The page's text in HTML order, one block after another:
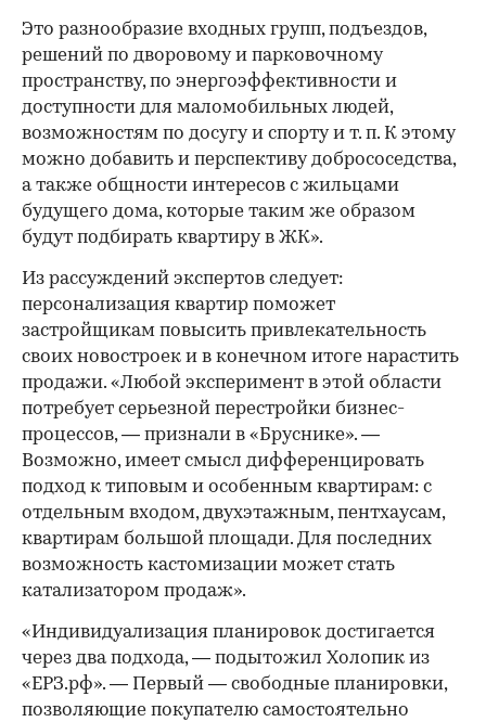
Это разнообразие входных групп, подъездов,
решений по дворовому и парковочному
пространству, по энергоэффективности и
доступности для маломобильных людей,
возможностям по досугу и спорту и т. п. К этому
можно добавить и перспективу добрососедства,
а также общности интересов с жильцами
будущего дома, которые таким же образом
будут подбирать квартиру в ЖК».
Из рассуждений экспертов следует:
персонализация квартир поможет
застройщикам повысить привлекательность
своих новостроек и в конечном итоге нарастить
продажи. «Любой эксперимент в этой области
потребует серьезной перестройки бизнес-
процессов, — признали в «Бруснике». —
Возможно, имеет смысл дифференцировать
подход к типовым и особенным квартирам: с
отдельным входом, двухэтажным, пентхаусам,
квартирам большой площади. Для последних
возможность кастомизации может стать
катализатором продаж».
«Индивидуализация планировок достигается
через два подхода, — подытожил Холопик из
«ЕРЗ.рф». — Первый — свободные планировки,
позволяющие покупателю самостоятельно